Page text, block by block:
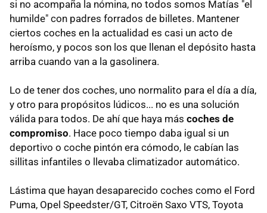
si no acompaña la nómina, no todos somos Matías "el
humilde" con padres forrados de billetes. Mantener
ciertos coches en la actualidad es casi un acto de
heroísmo, y pocos son los que llenan el depósito hasta
arriba cuando van a la gasolinera.
Lo de tener dos coches, uno normalito para el día a día,
y otro para propósitos lúdicos... no es una solución
válida para todos. De ahí que haya más coches de
compromiso. Hace poco tiempo daba igual si un
deportivo o coche pintón era cómodo, le cabían las
sillitas infantiles o llevaba climatizador automático.
Lástima que hayan desaparecido coches como el Ford
Puma, Opel Speedster/GT, Citroën Saxo VTS, Toyota